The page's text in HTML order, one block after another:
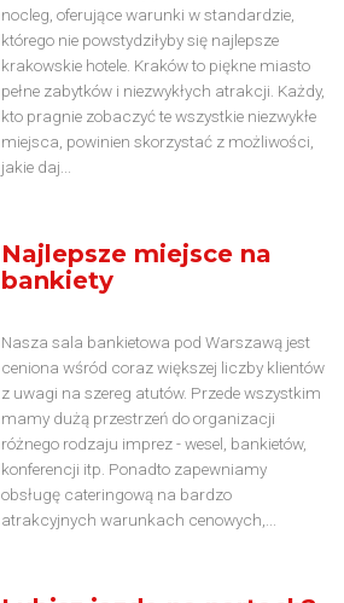
nocleg, oferujące warunki w standardzie,
którego nie powstydziłyby się najlepsze
krakowskie hotele. Kraków to piękne miasto
pełne zabytków i niezwykłych atrakcji. Każdy,
kto pragnie zobaczyć te wszystkie niezwykłe
miejsca, powinien skorzystać z możliwości,
jakie daj...
Najlepsze miejsce na
bankiety
Nasza sala bankietowa pod Warszawą jest
ceniona wśród coraz większej liczby klientów
z uwagi na szereg atutów. Przede wszystkim
mamy dużą przestrzeń do organizacji
różnego rodzaju imprez - wesel, bankietów,
konferencji itp. Ponadto zapewniamy
obsługę cateringową na bardzo
atrakcyjnych warunkach cenowych,...